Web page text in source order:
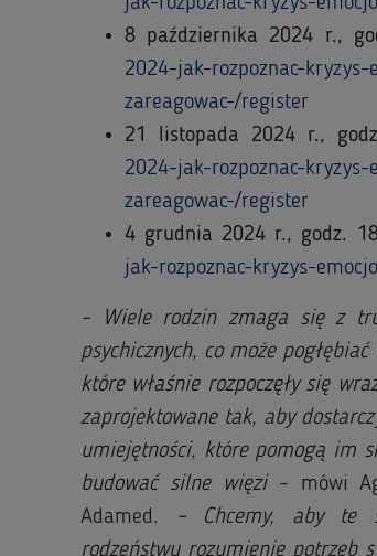
8 października 2024 r.,
2024-jak-rozpoznac-
zareagowac-/register
21 listopada 2024 r.,
2024-jak-rozpoznac-
zareagowac-/register
4 grudnia 2024 r., godz.
jak-rozpoznac-kryzys-
– Wiele rodzin zmaga się z
psychicznych, co może
które właśnie rozpoczęły się
zaprojektowane tak, aby
umiejętności, które pomogą im
budować silne więzi – mówi
Adamed.
– Chcemy, aby te
rodzeństwu rozumienie potrzeb